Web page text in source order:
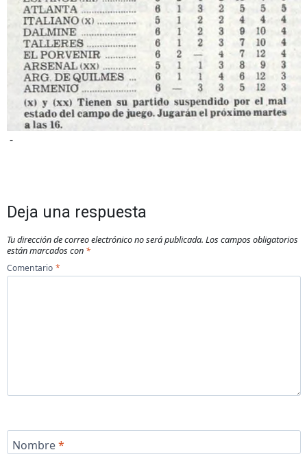
-
Deja una respuesta
Tu dirección de correo electrónico no será publicada. Los campos obligatorios
están marcados con *
Comentario *
Nombre*